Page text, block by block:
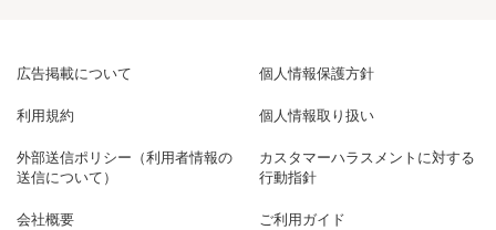
広告掲載について 個人情報保護方針
利用規約 個人情報取り扱い
外部送信ポリシー（利用者情報の
送信について）
カスタマーハラスメントに対する
行動指針
会社概要 ご利用ガイド